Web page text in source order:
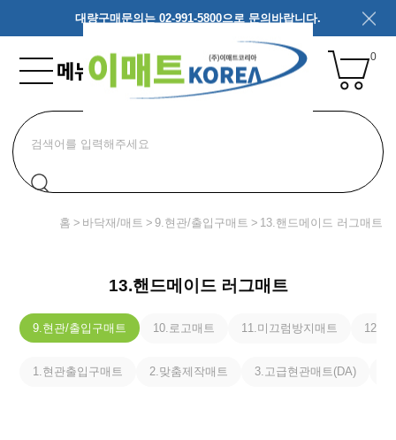
대량구매문의는 02-991-5800으로 문의바랍니다.
0
홈 바닥재/매트 9.현관/출입구매트 13.핸드메이드 러그매트
13.핸드메이드 러그매트
9.현관/출입구매트 10.로고매트 11.미끄럼방지매트 12.체
1.현관출입구매트 2.맞춤제작매트 3.고급현관매트(DA)